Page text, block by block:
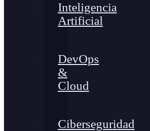
Inteligencia
Artificial
DevOps
&
Cloud
Ciberseguridad